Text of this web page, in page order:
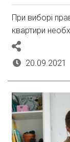
При виборі
квартири
20.09.2021